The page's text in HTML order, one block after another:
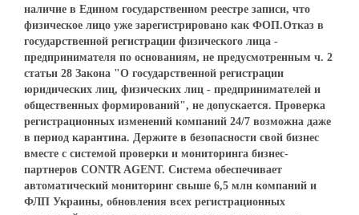
наличие в Едином государственном реестре записи, что
физическое лицо уже зарегистрировано как ФОП.Отказ в
государственной регистрации физического лица -
предпринимателя по основаниям, не предусмотренным ч. 2
статьи 28 Закона "О государственной регистрации
юридических лиц, физических лиц - предпринимателей и
общественных формирований", не допускается. Проверка
регистрационных изменений компаний 24/7 возможна даже
в период карантина. Держите в безопасности свой бизнес
вместе с системой проверки и мониторинга бизнес-
партнеров CONTR AGENT. Система обеспечивает
автоматический мониторинг свыше 6,5 млн компаний и
ФЛП Украины, обновления всех регистрационных